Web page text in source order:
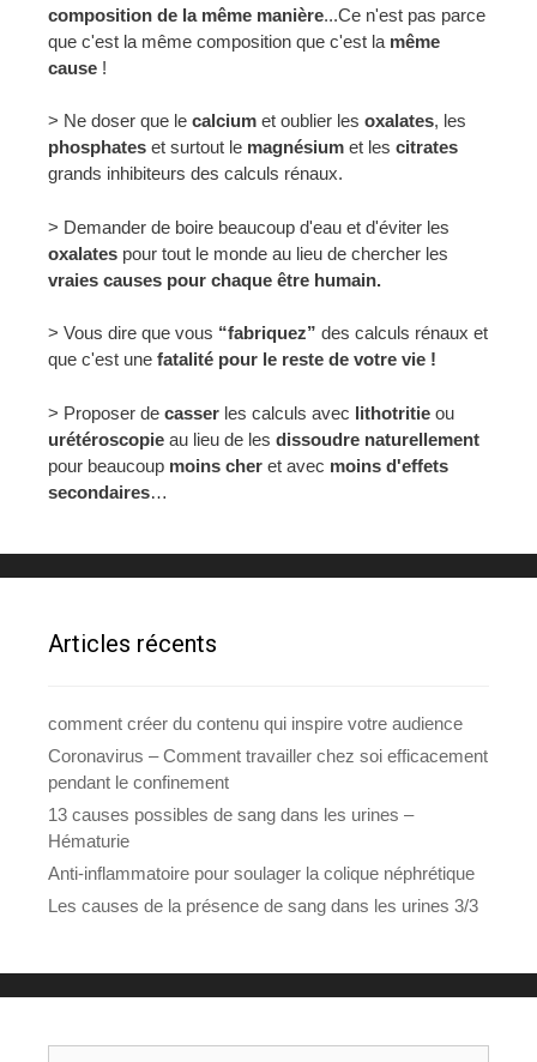
composition de la même manière...Ce n'est pas parce
que c'est la même composition que c'est la même
cause !
> Ne doser que le calcium et oublier les oxalates, les
phosphates et surtout le magnésium et les citrates
grands inhibiteurs des calculs rénaux.
> Demander de boire beaucoup d'eau et d'éviter les
oxalates pour tout le monde au lieu de chercher les
vraies causes pour chaque être humain.
> Vous dire que vous “fabriquez” des calculs rénaux et
que c'est une fatalité pour le reste de votre vie !
> Proposer de casser les calculs avec lithotritie ou
urétéroscopie au lieu de les dissoudre naturellement
pour beaucoup moins cher et avec moins d'effets
secondaires…
Articles récents
comment créer du contenu qui inspire votre audience
Coronavirus – Comment travailler chez soi efficacement
pendant le confinement
13 causes possibles de sang dans les urines –
Hématurie
Anti-inflammatoire pour soulager la colique néphrétique
Les causes de la présence de sang dans les urines 3/3